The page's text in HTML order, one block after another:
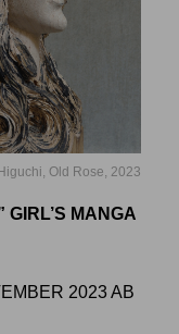
Old Rose, 2023
GIRL’S MANGA
2023 AB